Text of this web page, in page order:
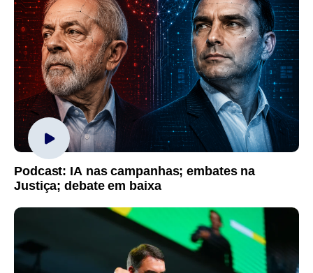
Podcast: IA nas campanhas; embates na
Justiça; debate em baixa